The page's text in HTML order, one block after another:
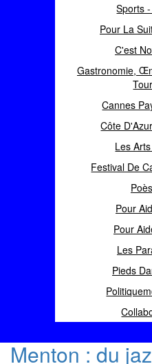
Sports
Pour La
C'est
Gastronomie,
Cannes
Côte
Les
Festival De
Pour
Pour
Les
Pieds
Menton : du